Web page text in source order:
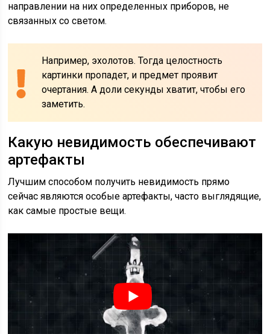
направлении на них определенных приборов, не
связанных со светом.
Например, эхолотов. Тогда целостность
картинки пропадет, и предмет проявит
очертания. А доли секунды хватит, чтобы его
заметить.
Какую невидимость обеспечивают
артефакты
Лучшим способом получить невидимость прямо
сейчас являются особые артефакты, часто выглядящие,
как самые простые вещи.